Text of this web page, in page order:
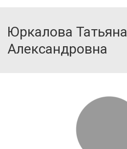
Юркалова Татьяна
Александровна